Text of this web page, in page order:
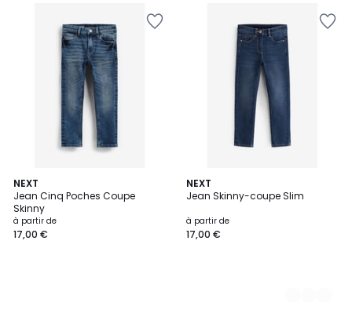
NEXT
Jean Cinq Poches Coupe
Skinny
à partir de
17,00 €
NEXT
Jean Skinny-coupe Slim
à partir de
17,00 €
2
Couleurs